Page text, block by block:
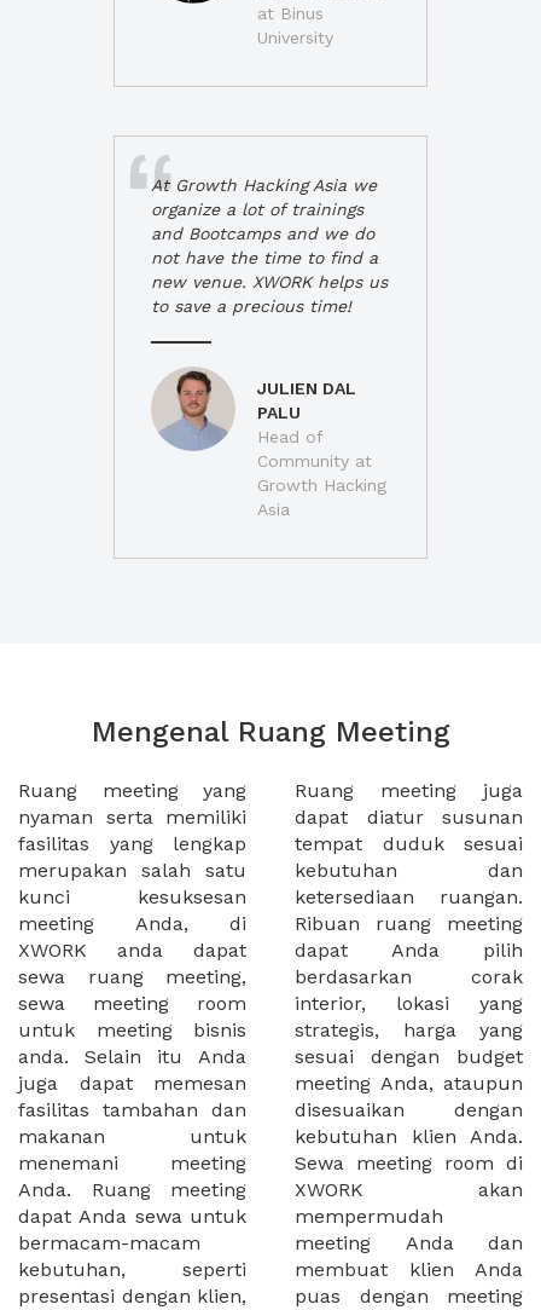
at Binus
University
At Growth Hacking Asia we
organize a lot of trainings
and Bootcamps and we do
not have the time to find a
new venue. XWORK helps us
to save a precious time!
JULIEN DAL
PALU
Head of
Community at
Growth Hacking
Asia
Mengenal Ruang Meeting
Ruang meeting yang
nyaman serta memiliki
fasilitas yang lengkap
merupakan salah satu
kunci kesuksesan
meeting Anda, di
XWORK anda dapat
sewa ruang meeting,
sewa meeting room
untuk meeting bisnis
anda. Selain itu Anda
juga dapat memesan
fasilitas tambahan dan
makanan untuk
menemani meeting
Anda. Ruang meeting
dapat Anda sewa untuk
bermacam-macam
kebutuhan, seperti
presentasi dengan klien,
Ruang meeting juga
dapat diatur susunan
tempat duduk sesuai
kebutuhan dan
ketersediaan ruangan.
Ribuan ruang meeting
dapat Anda pilih
berdasarkan corak
interior, lokasi yang
strategis, harga yang
sesuai dengan budget
meeting Anda, ataupun
disesuaikan dengan
kebutuhan klien Anda.
Sewa meeting room di
XWORK akan
mempermudah
meeting Anda dan
membuat klien Anda
puas dengan meeting